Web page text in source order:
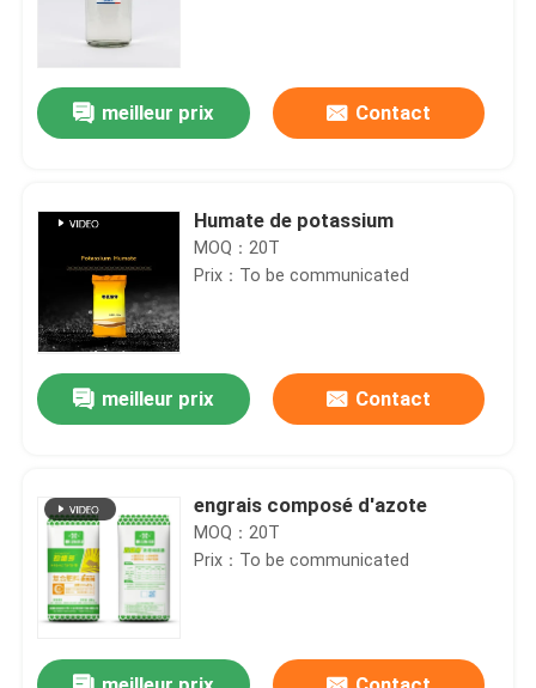
Maison
Produits
Vidéos
meilleur prix Contact
Humate de potassium
MOQ：20T
Prix：To be communicated
meilleur prix Contact
engrais composé d'azote
MOQ：20T
Prix：To be communicated